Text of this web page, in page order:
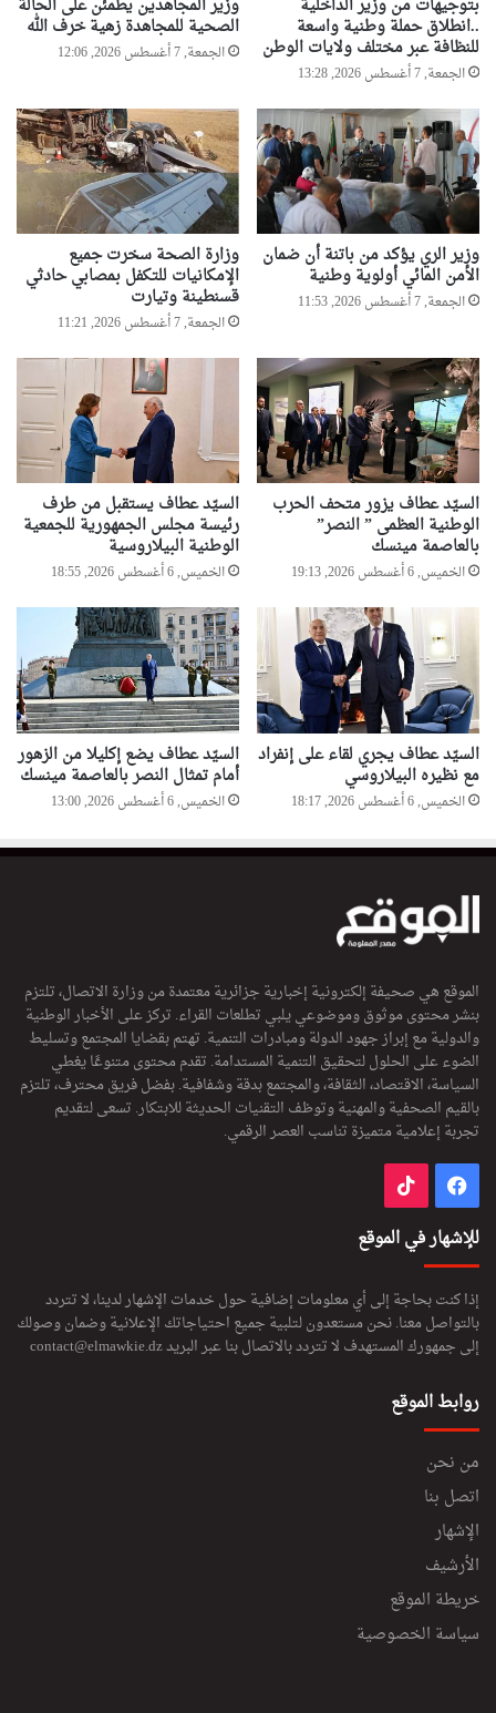
..انطلاق حملة وطنية واسعة
للنظافة عبر مختلف ولايات الوطن
الجمعة, 7 أغسطس 2026, 13:28
الصحية للمجاهدة زهية خرف الله
الجمعة, 7 أغسطس 2026, 12:06
وزير الري يؤكد من باتنة أن ضمان
الأمن المائي أولوية وطنية
الجمعة, 7 أغسطس 2026, 11:53
وزارة الصحة سخرت جميع
الإمكانيات للتكفل بمصابي حادثي
قسنطينة وتيارت
الجمعة, 7 أغسطس 2026, 11:21
السيّد عطاف يزور متحف الحرب
الوطنية العظمى ” النصر”
بالعاصمة مينسك
الخميس, 6 أغسطس 2026, 19:13
السيّد عطاف يستقبل من طرف
رئيسة مجلس الجمهورية للجمعية
الوطنية البيلاروسية
الخميس, 6 أغسطس 2026, 18:55
السيّد عطاف يجري لقاء على إنفراد
مع نظيره البيلاروسي
الخميس, 6 أغسطس 2026, 18:17
السيّد عطاف يضع إكليلا من الزهور
أمام تمثال النصر بالعاصمة مينسك
الخميس, 6 أغسطس 2026, 13:00
الموقع هي صحيفة إلكترونية إخبارية جزائرية معتمدة من وزارة الاتصال، تلتزم
بنشر محتوى موثوق وموضوعي يلبي تطلعات القراء. تركز على الأخبار الوطنية
والدولية مع إبراز جهود الدولة ومبادرات التنمية. تهتم بقضايا المجتمع وتسليط
الضوء على الحلول لتحقيق التنمية المستدامة. تقدم محتوى متنوعًا يغطي
السياسة، الاقتصاد، الثقافة، والمجتمع بدقة وشفافية. بفضل فريق محترف، تلتزم
بالقيم الصحفية والمهنية وتوظف التقنيات الحديثة للابتكار. تسعى لتقديم
تجربة إعلامية متميزة تناسب العصر الرقمي.
فيسبوك
للإشهار في الموقع
إذا كنت بحاجة إلى أي معلومات إضافية حول خدمات الإشهار لدينا، لا تتردد
بالتواصل معنا. نحن مستعدون لتلبية جميع احتياجاتك الإعلانية وضمان وصولك
إلى جمهورك المستهدف لا تتردد بالاتصال بنا عبر البريدcontact@elmawkie.dz
روابط الموقع
من نحن
اتصل بنا
الإشهار
الأرشيف
خريطة الموقع
سياسة الخصوصية